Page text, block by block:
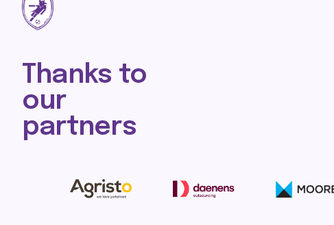
Thanks to
our
partners